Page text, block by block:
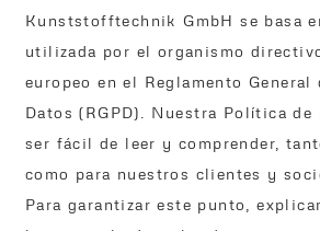
Kunststofftechnik GmbH se basa
utilizada por el organismo
europeo en el Reglamento General
Datos (RGPD). Nuestra Política de
ser fácil de leer y comprender,
como para nuestros clientes y
Para garantizar este punto,